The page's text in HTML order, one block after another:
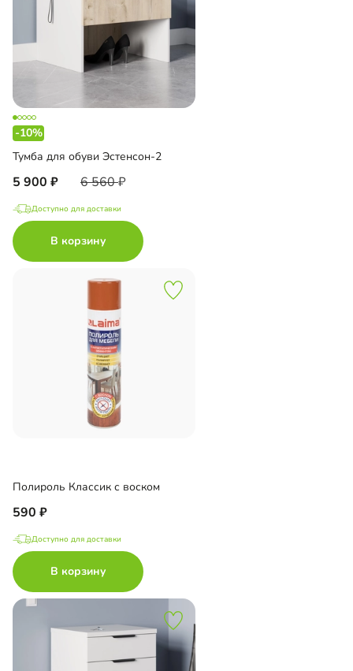
-10%
Тумба для обуви Эстенсон-2
5 900 6 560
Доступно для доставки
В корзину
Полироль Классик с воском
590
Доступно для доставки
В корзину